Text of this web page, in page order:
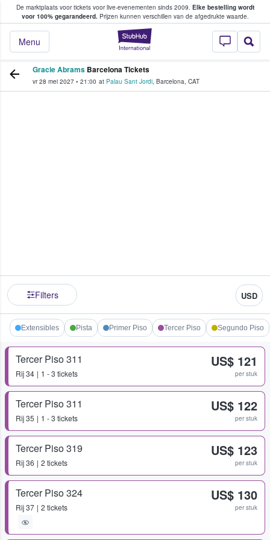
De marktplaats voor tickets voor live-evenementen sinds 2009. Elke bestelling wordt
voor 100% gegarandeerd.Prijzen kunnen verschillen van de afgedrukte waarde.
StubHub: waar
Menu
tickets kopen en verkopen
Gracie Abrams Barcelona Tickets
vr 28 mei 2027 • 21:00 at Palau Sant Jordi, Barcelona, CAT
Filters USD
Extensibles Pista Primer Piso Tercer Piso Segundo Piso
Tercer Piso 311
Rij34 1 - 3 tickets
US$ 121
per stuk
Tercer Piso 311
Rij35 1 - 3 tickets
US$ 122
per stuk
Tercer Piso 319
Rij36 2 tickets
US$ 123
per stuk
Tercer Piso 324
Rij37 2 tickets
US$ 130
per stuk